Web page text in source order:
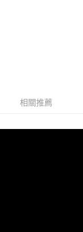
相關推薦